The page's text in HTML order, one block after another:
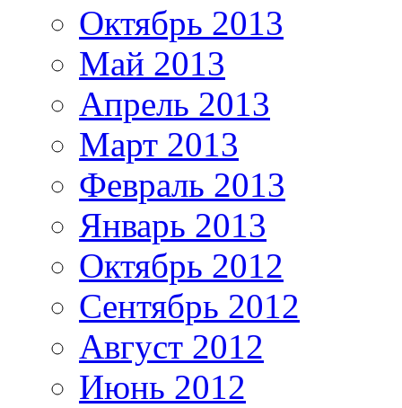
Октябрь 2013
Май 2013
Апрель 2013
Март 2013
Февраль 2013
Январь 2013
Октябрь 2012
Сентябрь 2012
Август 2012
Июнь 2012